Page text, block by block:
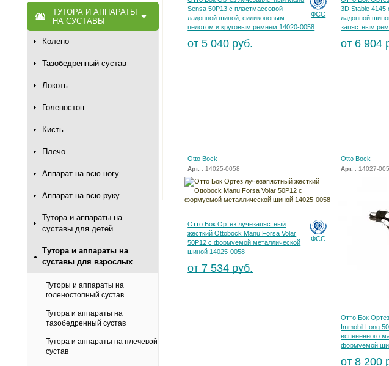
ТУТОРА И АППАРАТЫ
НА СУСТАВЫ
Колено
Тазобедренный сустав
Локоть
Голеностоп
Кисть
Плечо
Аппарат на всю ногу
Аппарат на всю руку
Тутора и аппараты на
суставы для детей
Тутора и аппараты на
суставы для взрослых
Туторы и аппараты на
голеностопный сустав
Тутора и аппараты на
тазобедренный сустав
Тутора и аппараты на плечевой
сустав
ФСС
Sensa 50Р13 с пластмассовой
ладонной шиной, силиконовым
пелотом и круговым ремнем 14020-0058
от 5 040 руб.
3D Stable 4145
ладонной
запястным
от 6 904
Otto Bock
Арт. : 14025-0058
ФСС
Отто Бок Ортез лучезапястный
жесткий Ottobock Manu Forsa Volar
50P12 с формуемой металлической
шиной 14025-0058
от 7 534 руб.
Otto Bock
Арт. : 14027-
Отто Бок
Immobil Long
вспененного
формуемой
от 8 200